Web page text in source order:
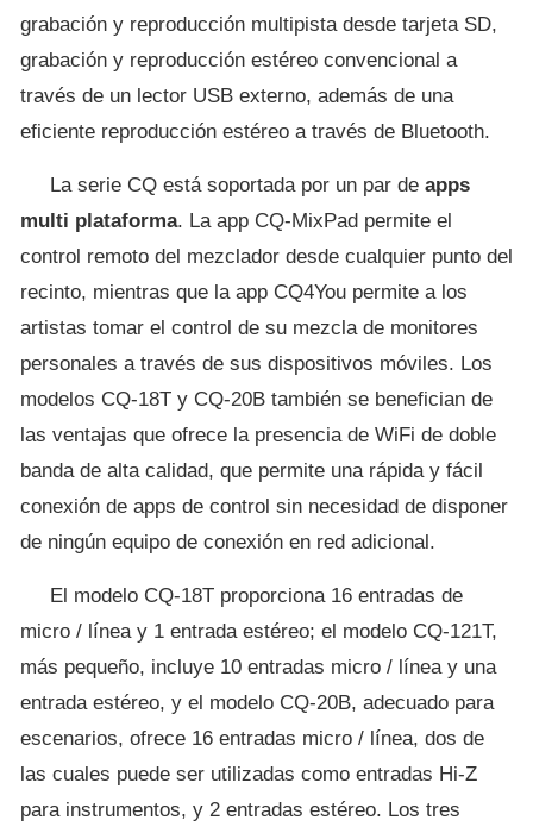
grabación y reproducción multipista desde tarjeta SD,
grabación y reproducción estéreo convencional a
través de un lector USB externo, además de una
eficiente reproducción estéreo a través de Bluetooth.
La serie CQ está soportada por un par de apps
multi plataforma. La app CQ-MixPad permite el
control remoto del mezclador desde cualquier punto del
recinto, mientras que la app CQ4You permite a los
artistas tomar el control de su mezcla de monitores
personales a través de sus dispositivos móviles. Los
modelos CQ-18T y CQ-20B también se benefician de
las ventajas que ofrece la presencia de WiFi de doble
banda de alta calidad, que permite una rápida y fácil
conexión de apps de control sin necesidad de disponer
de ningún equipo de conexión en red adicional.
El modelo CQ-18T proporciona 16 entradas de
micro / línea y 1 entrada estéreo; el modelo CQ-121T,
más pequeño, incluye 10 entradas micro / línea y una
entrada estéreo, y el modelo CQ-20B, adecuado para
escenarios, ofrece 16 entradas micro / línea, dos de
las cuales puede ser utilizadas como entradas Hi-Z
para instrumentos, y 2 entradas estéreo. Los tres